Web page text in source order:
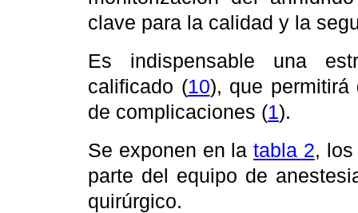
clave para la calidad y la
Es indispensable una
calificado (10), que permitirá
de complicaciones (1).
Se exponen en la tabla 2,
parte del equipo de
quirúrgico.